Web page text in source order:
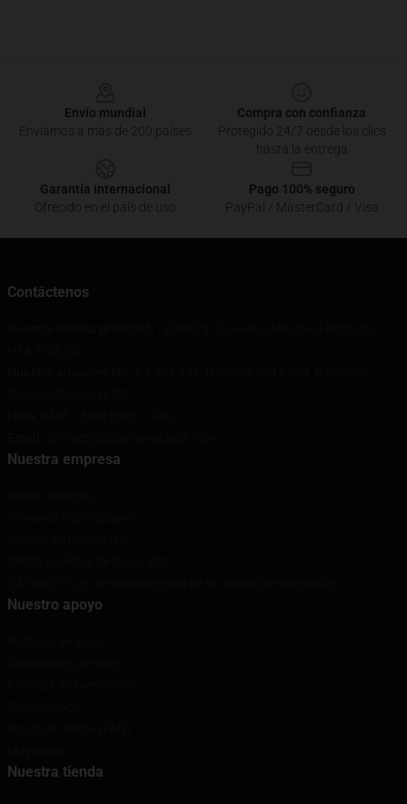
Envío mundial
Enviamos a más de 200 países
Compra con confianza
Protegido 24/7 desde los clics
hasta la entrega
Garantía internacional
Ofrecido en el país de uso
Pago 100% seguro
PayPal / MasterCard / Visa
Contáctenos
Nuestra empresa
Nuestro apoyo
Nuestra tienda